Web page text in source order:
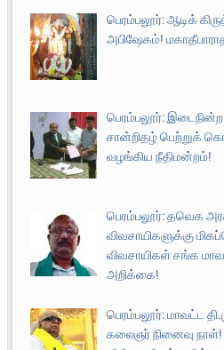
பெரம்பலூர்: ஆடிக்
அபிஷேகம்!
பெரம்பலூர்:
சான்றிதழ் பெற்றுக்
வழங்கிய நீதிமன்றம்!
பெரம்பலூர்: தவெக
விவசாயிகளுக்கு
விவசாயிகள் சங்க
அறிக்கை!
பெரம்பலூர்: மாவட்ட
கலைஞர் நினைவு